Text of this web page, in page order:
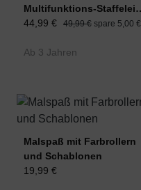
Multifunktions-Staffelei
aus Bambus
44,99 € 49,99 € spare 5,00 €
Ab 3 Jahren
Malspaß mit Farbrollern
und Schablonen
19,99 €